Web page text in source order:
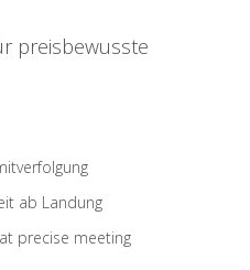
preisbewusste
ab Landung
precise meeting